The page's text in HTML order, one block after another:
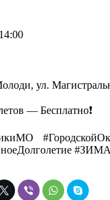
ул.
— Бесплатно❗️